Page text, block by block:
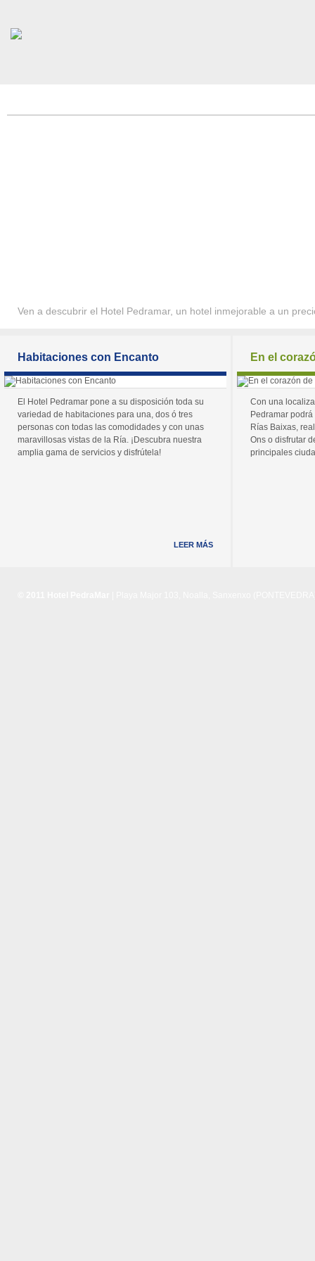
Ven a descubrir el Hotel Pedramar, un hotel inmejorable a un
Habitaciones con Encanto
El Hotel Pedramar pone a su disposición toda su
variedad de habitaciones para una, dos ó tres
personas con todas las comodidades y con unas
maravillosas vistas de la Ría. ¡Descubra nuestra
amplia gama de servicios y disfrútela!
LEER MÁS
En el
Con una
Pedramar
Rías Baixas,
Ons o disfrutar
principales